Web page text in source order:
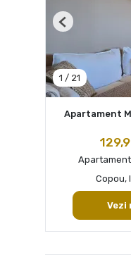
1 / 21
Previous
Apartament
Copou,
Vezi